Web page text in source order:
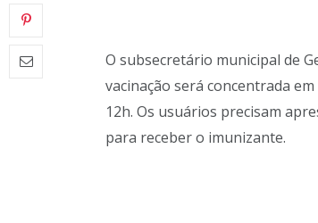
O subsecretário municipal de
vacinação será concentrada
12h. Os usuários precisam
para receber o imunizante.